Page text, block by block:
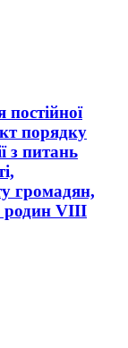
порядку
з питань
громадян,
VІІІ